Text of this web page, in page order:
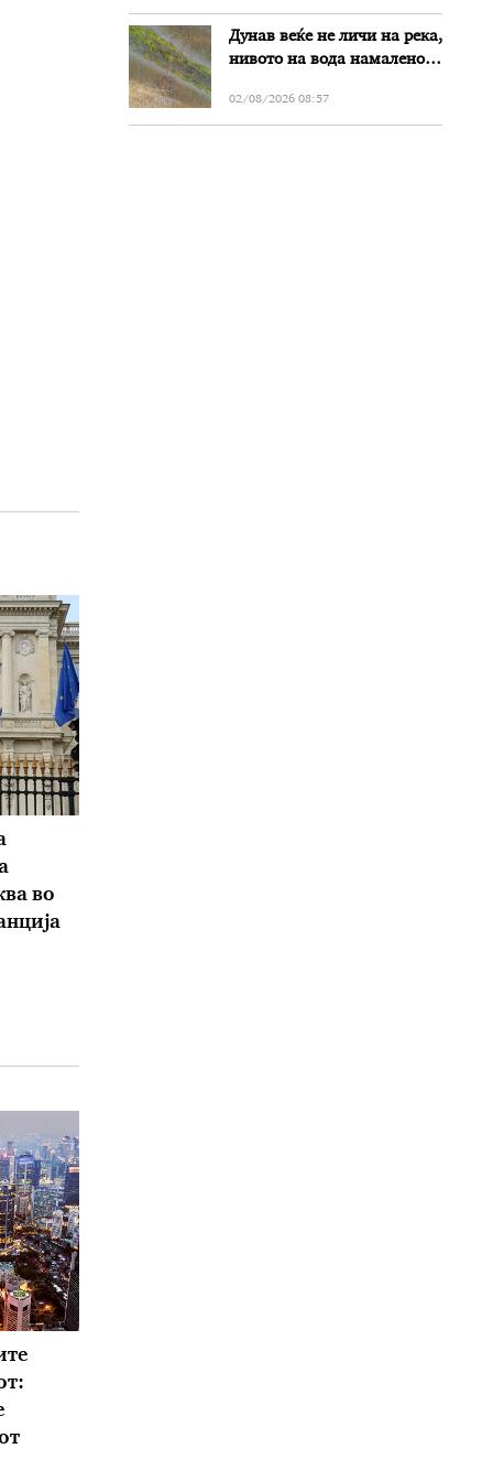
во
злоупотреби
Дунав веќе не личи на река,
нивото на вода намалено
Бугарија
02/08/2026 08:57